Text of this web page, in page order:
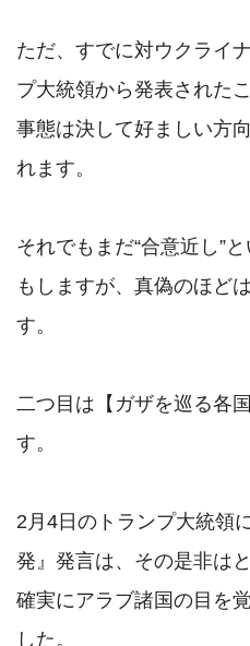
ただ、すでに対ウクライ
プ大統領から発表された
事態は決して好ましい方
れます。
それでもまだ“合意近し”
もしますが、真偽のほど
す。
二つ目は【ガザを巡る各
す。
2月4日のトランプ大統領
発』発言は、その是非はと
確実にアラブ諸国の目を
した。